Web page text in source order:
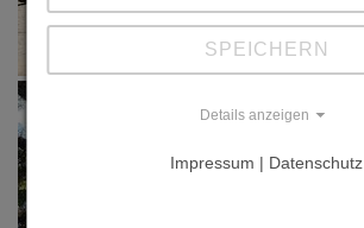
SPEICHERN
Details anzeigen
Impressum | Datenschutz